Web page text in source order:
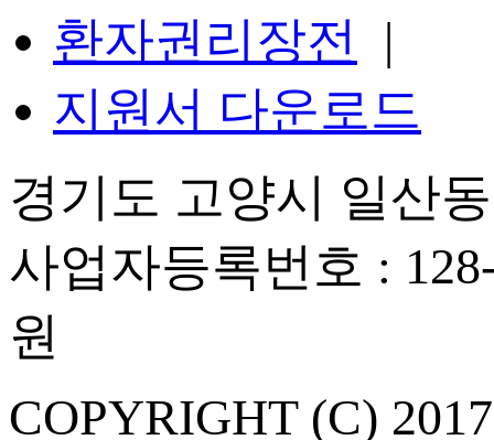
환자권리장전
|
지원서 다운로드
경기도 고양시 일산
사업자등록번호 :
원
COPYRIGHT (C)